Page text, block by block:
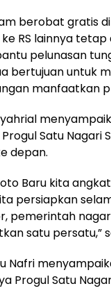
berobat gratis di
RS lainnya
pelunasan
bertujuan untuk
manfaatkan
Satu Nagari
depan.
Baru kita
persiapkan
pemerintah
satu persatu,”
Nafri
Progul Satu